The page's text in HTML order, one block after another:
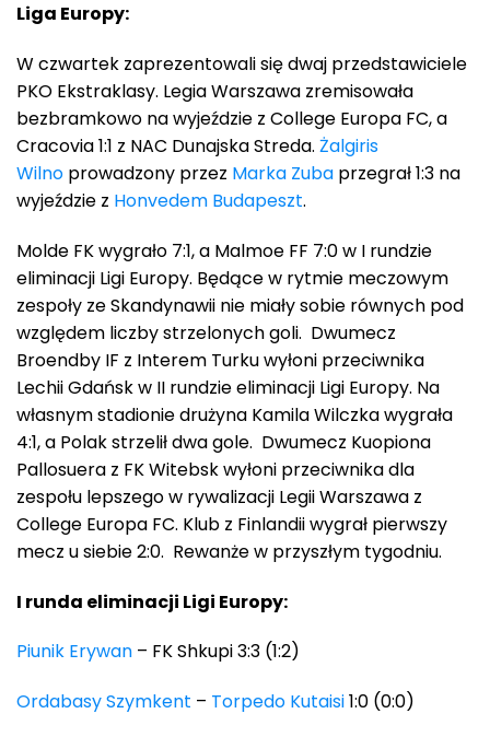
Liga Europy:
W czwartek zaprezentowali się dwaj przedstawiciele
PKO Ekstraklasy. Legia Warszawa zremisowała
bezbramkowo na wyjeździe z College Europa FC, a
Cracovia 1:1 z NAC Dunajska Streda. Żalgiris
Wilno prowadzony przez Marka Zuba przegrał 1:3 na
wyjeździe z Honvedem Budapeszt.
Molde FK wygrało 7:1, a Malmoe FF 7:0 w I rundzie
eliminacji Ligi Europy. Będące w rytmie meczowym
zespoły ze Skandynawii nie miały sobie równych pod
względem liczby strzelonych goli. Dwumecz
Broendby IF z Interem Turku wyłoni przeciwnika
Lechii Gdańsk w II rundzie eliminacji Ligi Europy. Na
własnym stadionie drużyna Kamila Wilczka wygrała
4:1, a Polak strzelił dwa gole. Dwumecz Kuopiona
Pallosuera z FK Witebsk wyłoni przeciwnika dla
zespołu lepszego w rywalizacji Legii Warszawa z
College Europa FC. Klub z Finlandii wygrał pierwszy
mecz u siebie 2:0. Rewanże w przyszłym tygodniu.
I runda eliminacji Ligi Europy:
Piunik Erywan – FK Shkupi 3:3 (1:2)
Ordabasy Szymkent – Torpedo Kutaisi1:0 (0:0)